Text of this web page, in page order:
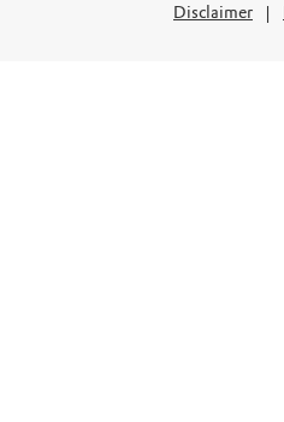
Disclaimer